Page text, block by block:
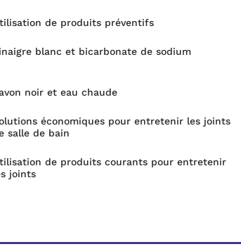
de produits préventifs
blanc et bicarbonate de sodium
noir et eau chaude
économiques pour entretenir les joints
salle de bain
de produits courants pour entretenir
joints